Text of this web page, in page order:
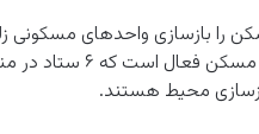
محیط هستند.